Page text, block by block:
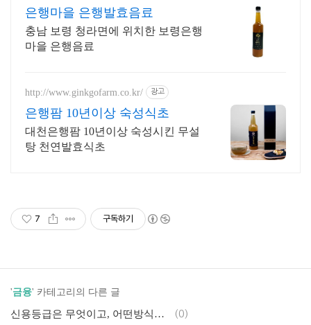
은행마을 은행발효음료
충남 보령 청라면에 위치한 보령은행
마을 은행음료
http://www.ginkgofarm.co.kr/ 광고
은행팜 10년이상 숙성식초
대천은행팜 10년이상 숙성시킨 무설
탕 천연발효식초
7 구독하기
'금융' 카테고리의 다른 글
신용등급은 무엇이고, 어떤방식으로 책정될까? (0)